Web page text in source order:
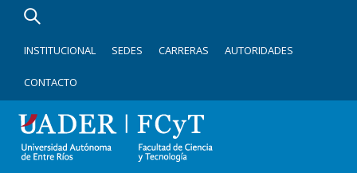
INSTITUCIONAL SEDES CARRERAS AUTORIDADES
CONTACTO